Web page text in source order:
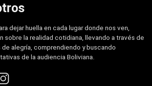
dejar huella en cada lugar donde nos ven,
sobre la realidad cotidiana, llevando a través de
de alegría, comprendiendo y buscando
de la audiencia Boliviana.